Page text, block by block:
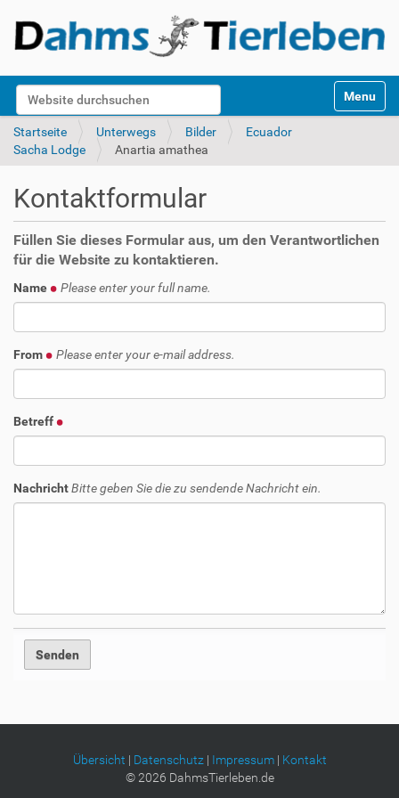
Website durchsuchen
k
Toggle
Startseite Unterwegs Bilder
Ecuador
Sacha Lodge
Anartia amathea
Kontaktformular
Füllen Sie dieses Formular aus, um den Verantwortlichen
für die Website zu kontaktieren.
Name Please enter your full name.
From Please enter your e-mail address.
Betreff
NachrichtBitte geben Sie die zu sendende Nachricht ein.
Übersicht | Datenschutz| Impressum| Kontakt
©2026 DahmsTierleben.de